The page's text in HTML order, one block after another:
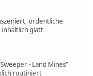
ordentliche
inhaltlich glatt
- Land Mines"
routiniert